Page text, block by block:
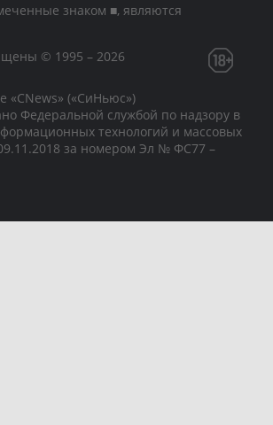
знаком ■, являются
© 1995 – 2026
«CNews» («СиНьюс»)
Федеральной службой по надзору в
технологий и массовых
за номером Эл № ФС77 –